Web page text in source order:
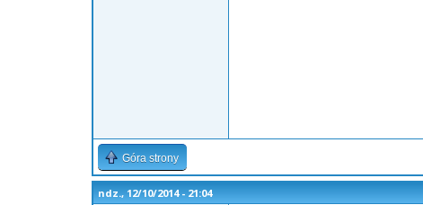
Góra strony
ndz., 12/10/2014 - 21:04